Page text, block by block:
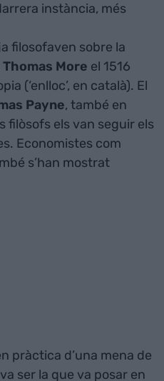
instància, més
filosofaven sobre la
Thomas More el 1516
(‘enlloc’, en català). El
Payne, també en
filòsofs els van seguir els
Economistes com
s’han mostrat
pràctica d’una mena de
ser la que va posar en